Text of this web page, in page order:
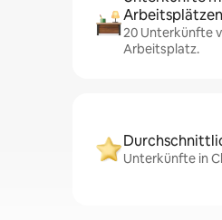
Arbeitsplätzen
20 Unterkünfte
Arbeitsplatz.
Unterkünfte in